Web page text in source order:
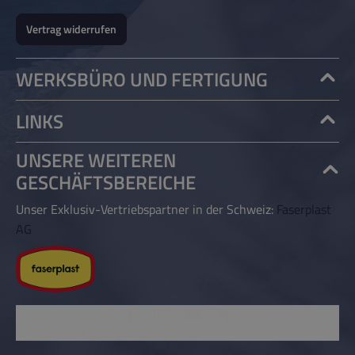
Vertrag widerrufen
WERKSBÜRO UND FERTIGUNG
LINKS
UNSERE WEITEREN
GESCHÄFTSBEREICHE
Unser Exklusiv-Vertriebspartner in der Schweiz: Faserplast
AG